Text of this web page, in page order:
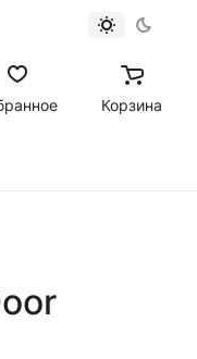
Корзина